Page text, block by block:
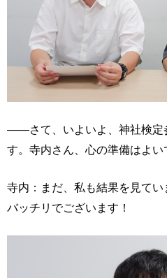
――さて、いよいよ、神社検定
す。寺内さん、心の準備はよい
寺内：まだ、私も結果を見て
バッチリでございます！